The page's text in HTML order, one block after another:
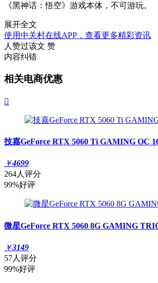
《黑神话：悟空》游戏本体，不可游玩。
展开全文
使用中关村在线APP，查看更多精彩资讯
人赞过该文 赞
内容纠错
相关电商优惠

技嘉GeForce RTX 5060 Ti GAMING OC
￥4699
264人评分
99%好评
微星GeForce RTX 5060 8G GAMING
￥3149
57人评分
99%好评